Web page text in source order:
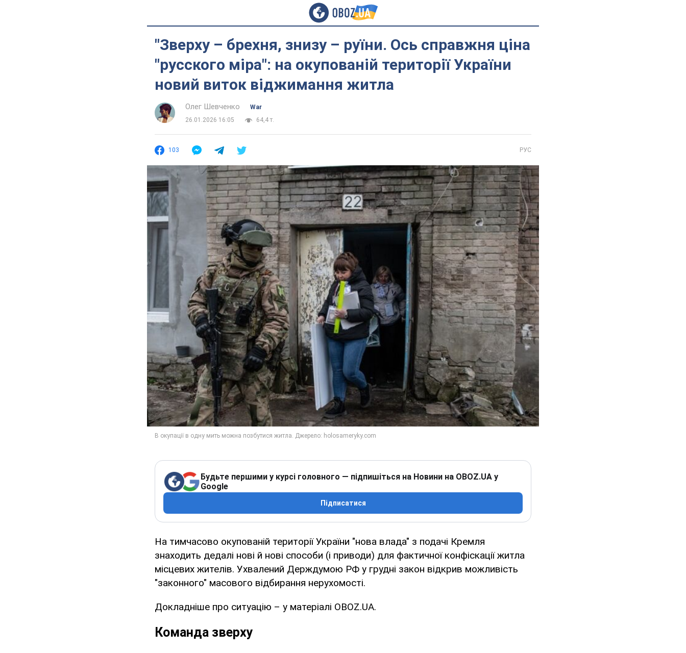
"Зверху – брехня, знизу – руїни. Ось справжня ціна
"русского міра": на окупованій території України
новий виток віджимання житла
Олег Шевченко
War
26.01.2026 16:05
64,4 т.
103 РУС
Будьте першими у курсі головного — підпишіться на Новини на OBOZ.UA у
Google
Підписатися
На тимчасово окупованій території України "нова влада" з подачі Кремля
знаходить дедалі нові й нові способи (і приводи) для фактичної конфіскації житла
місцевих жителів. Ухвалений Держдумою РФ у грудні закон відкрив можливість
"законного" масового відбирання нерухомості.
Докладніше про ситуацію – у матеріалі OBOZ.UA.
Команда зверху